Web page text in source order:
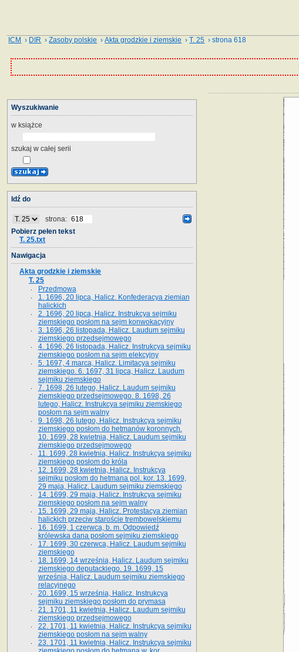
ICM › DIR ›Zasoby polskie ›Akta grodzkie i ziemskie ›T. 25 › strona 618
Wyszukiwanie
w książce
szukaj w całej serii
Idź do
strona:
Pobierz pełen tekst
T. 25.txt
Nawigacja
Akta grodzkie i ziemskie
T. 25
Przedmowa
1. 1696, 20 lipca, Halicz. Konfederacya ziemian
halickich
2. 1696, 20 lipca, Halicz. Instrukcya sejmiku
ziemskiego posłom na sejm konwokacyjny
3. 1696, 26 listopada, Halicz. Laudum sejmiku
ziemskiego przedsejmowego
4. 1696, 26 listopada, Halicz. Instrukcya sejmiku
ziemskiego posłom na sejm elekcyjny
5. 1697, 4 marca, Halicz. Limitacya sejmiku
ziemskiego. 6. 1697, 31 lipca, Halicz. Laudum
sejmiku ziemskiego
7. 1698, 26 lutego, Halicz. Laudum sejmiku
ziemskiego przedsejmowego. 8. 1698, 26
lutego, Halicz. Instrukcya sejmiku ziemskiego
posłom na sejm walny
9. 1698, 26 lutego, Halicz. Instrukcya sejmiku
ziemskiego posłom do hetmanów koronnych.
10. 1699, 28 kwietnia, Halicz. Laudum sejmiku
ziemskiego przedsejmowego
11. 1699, 28 kwietnia, Halicz. Instrukcya sejmiku
ziemskiego posłom do króla
12. 1699, 28 kwietnia, Halicz. Instrukcya
sejmiku posłom do hetmana pol. kor. 13. 1699,
29 maja, Halicz. Laudum sejmiku ziemskiego
14. 1699, 29 maja, Halicz. Instrukcya sejmiku
ziemskiego posłom na sejm walny
15. 1699, 29 maja, Halicz. Protestacya ziemian
halickich przeciw staroście trembowelskiemu
16. 1699, 1 czerwca, b. m. Odpowiedź
królewska dana posłom sejmiku ziemskiego
17. 1699, 30 czerwca, Halicz. Laudum sejmiku
ziemskiego
18. 1699, 14 września, Halicz. Laudum sejmiku
ziemskiego deputackiego. 19. 1699, 15
września, Halicz. Laudum sejmiku ziemskiego
relacyjnego
20. 1699, 15 września, Halicz. Instrukcya
sejmiku ziemskiego posłom do prymasa
21. 1701, 11 kwietnia, Halicz. Laudum sejmiku
ziemskiego przedsejmowego
22. 1701, 11 kwietnia, Halicz. Instrukcya sejmiku
ziemskiego posłom na sejm walny
23. 1701, 11 kwietnia, Halicz. Instrukcya sejmiku